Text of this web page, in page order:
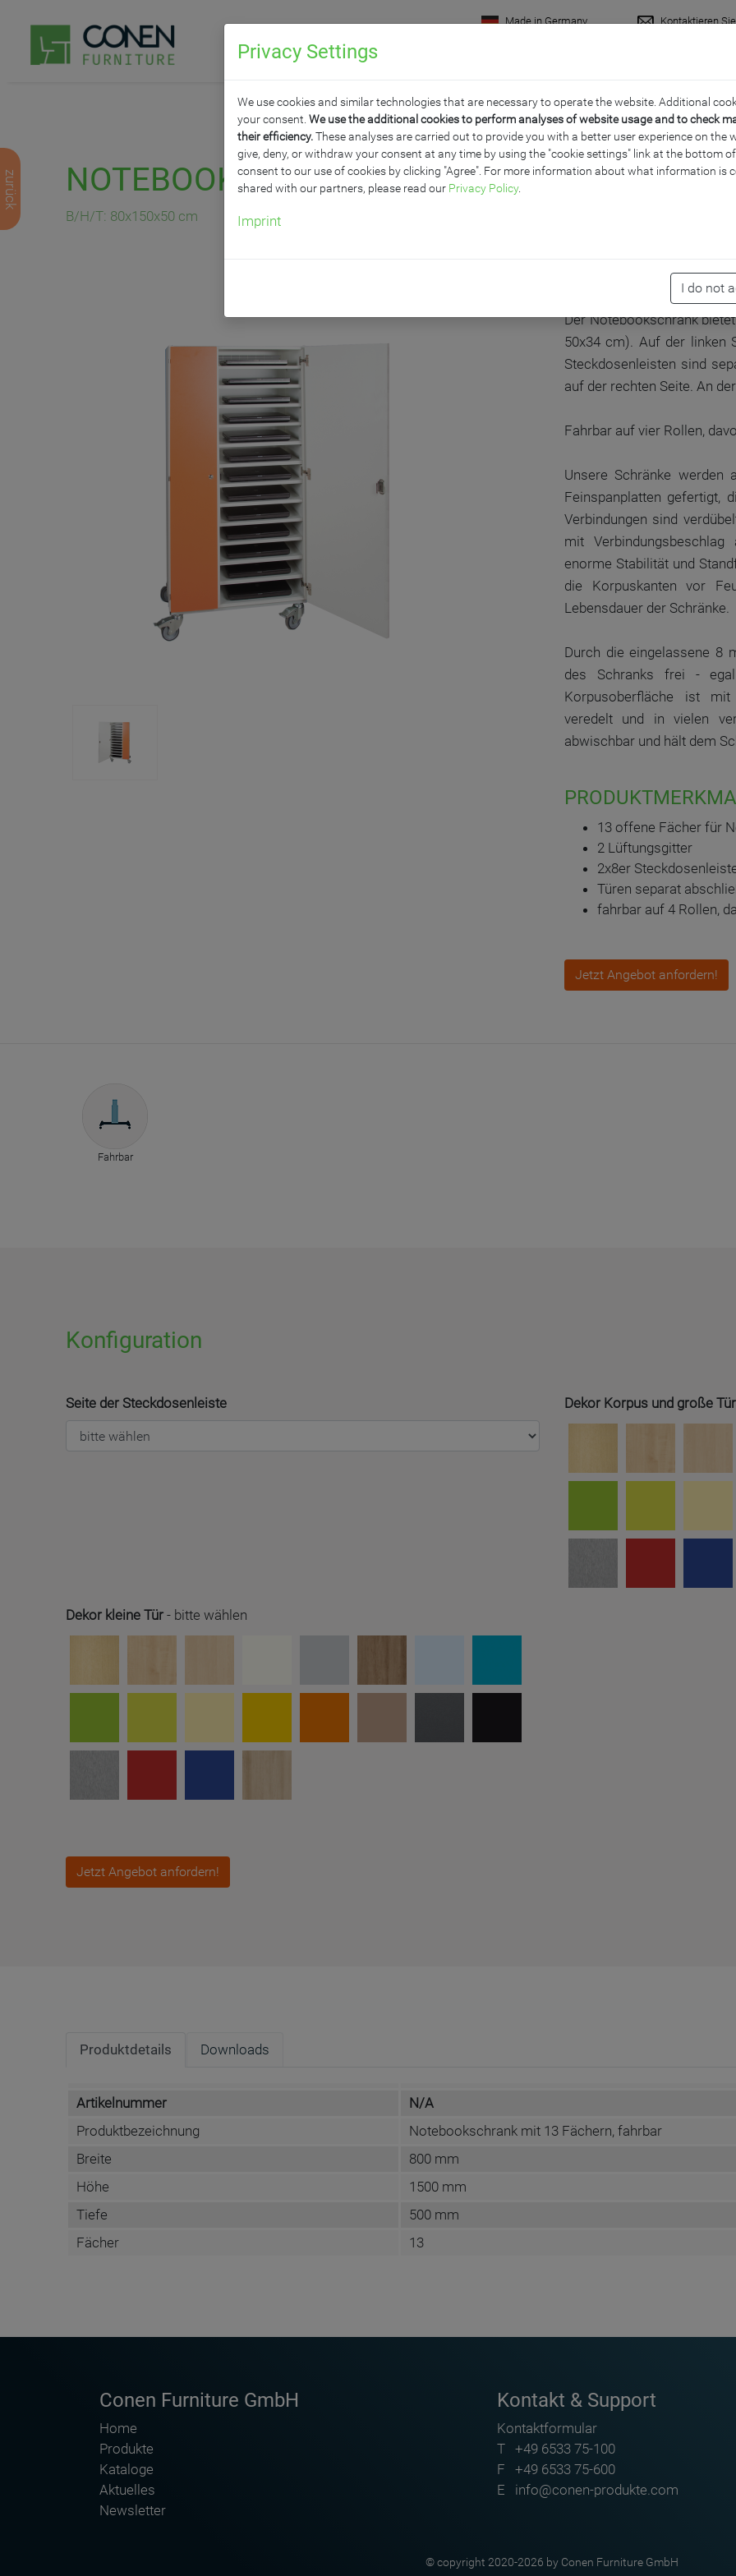
Made in Germany Kontaktieren
Produkte
zurück NOTEBOOKSCHRANK MIT 13 FÄCHERN,
B/H/T: 80x150x50 cm
Der Notebookschrank
50x34 cm). Auf der linken
Steckdosenleisten sind
auf der rechten Seite. An
Fahrbar auf vier Rollen,
Unsere Schränke werden
Feinspanplatten gefertigt,
Verbindungen sind
mit
enorme Stabilität und
die Korpuskanten vor
Lebensdauer der Schränke.
Durch die eingelassene 8
des Schranks frei -
Korpusoberfläche ist mit
veredelt und in vielen
abwischbar und hält dem
13 offene Fächer für
2 Lüftungsgitter
2x8er
Türen separat
fahrbar auf 4 Rollen,
Jetzt Angebot anfordern!
Fahrbar
Konfiguration
Seite der Steckdosenleiste Dekor Korpus und große Tür
Dekor kleine Tür - bitte wählen
Jetzt Angebot anfordern!
Produktdetails Downloads
Artikelnummer
N/A
Produktbezeichnung
Notebookschrank mit 13 Fächern, fahrbar
Breite
800 mm
Höhe
1500 mm
Tiefe
500 mm
Fächer
13
Conen Furniture GmbH
Home
Produkte
Kataloge
Aktuelles
Newsletter
Kontakt & Support
Kontaktformular
T+49 6533 75-100
F+49 6533 75-600
E info@conen-produkte.com
© copyright 2020-2026 by Conen Furniture GmbH
Privacy Settings
We use cookies and similar technologies that are necessary to operate the website. Additional
your consent. We use the additional cookies to perform analyses of website usage and to check
their efficiency.These analyses are carried out to provide you with a better user experience on the
give, deny, or withdraw your consent at any time by using the "cookie settings" link at the bottom
consent to our use of cookies by clicking "Agree". For more information about what information is
shared with our partners, please read our Privacy Policy.
Imprint
I do not